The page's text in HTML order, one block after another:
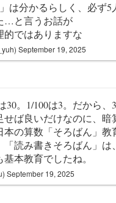
は分かるらしく、必ず5
…と言うお話が
的ではありますな
September 19, 2025
30。1/100は3。だから、
せば良いだけなのに、暗
本の算数「そろばん」教
「読み書きそろばん」は
本教育でしたね。
September 19, 2025